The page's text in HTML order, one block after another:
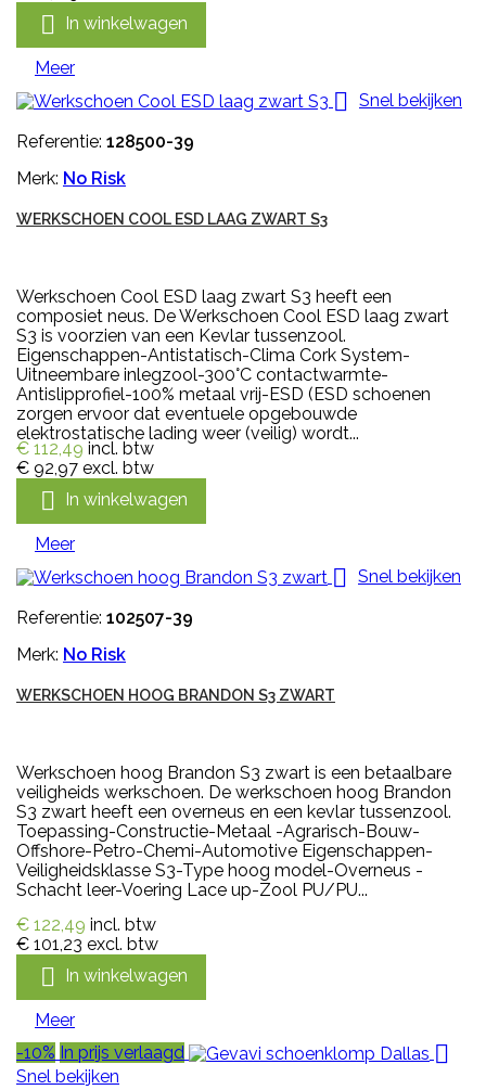
 In winkelwagen
Meer
 Snel bekijken
Referentie: 128500-39
Merk: No Risk
WERKSCHOEN COOL ESD LAAG ZWART S3
Werkschoen Cool ESD laag zwart S3 heeft een
composiet neus. De Werkschoen Cool ESD laag zwart
S3 is voorzien van een Kevlar tussenzool.
Eigenschappen-Antistatisch-Clima Cork System-
Uitneembare inlegzool-300°C contactwarmte-
Antislipprofiel-100% metaal vrij-ESD (ESD schoenen
zorgen ervoor dat eventuele opgebouwde
elektrostatische lading weer (veilig) wordt...
€ 112,49 incl. btw
€ 92,97 excl. btw
 In winkelwagen
Meer
 Snel bekijken
Referentie: 102507-39
Merk: No Risk
WERKSCHOEN HOOG BRANDON S3 ZWART
Werkschoen hoog Brandon S3 zwart is een betaalbare
veiligheids werkschoen. De werkschoen hoog Brandon
S3 zwart heeft een overneus en een kevlar tussenzool.
Toepassing-Constructie-Metaal -Agrarisch-Bouw-
Offshore-Petro-Chemi-Automotive Eigenschappen-
Veiligheidsklasse S3-Type hoog model-Overneus -
Schacht leer-Voering Lace up-Zool PU/PU...
€ 122,49 incl. btw
€ 101,23 excl. btw
 In winkelwagen
Meer
-10% In prijs verlaagd 
Snel bekijken